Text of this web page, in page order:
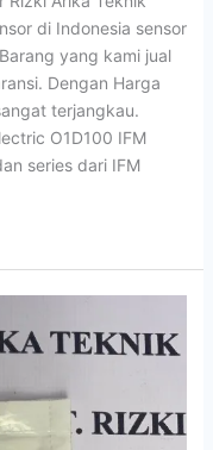
di Indonesia sensor
yang kami jual
Dengan Harga
terjangkau.
O1D100 IFM
series dari IFM